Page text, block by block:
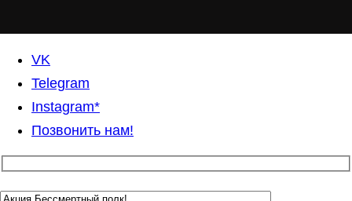
VK
Telegram
Instagram*
Позвонить нам!